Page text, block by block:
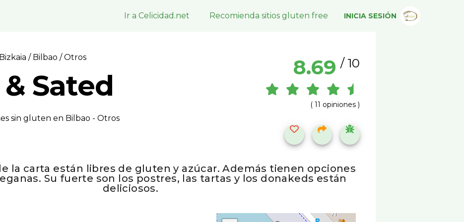
Ir a Celicidad.net Recomienda sitios gluten free INICIA SESIÓN
/ Bilbao / Otros
Sated
sin gluten en Bilbao - Otros
8.69 / 10
( 11 opiniones )
la carta están libres de gluten y azúcar. Además tienen opciones
Su fuerte son los postres, las tartas y los donakeds están
deliciosos.